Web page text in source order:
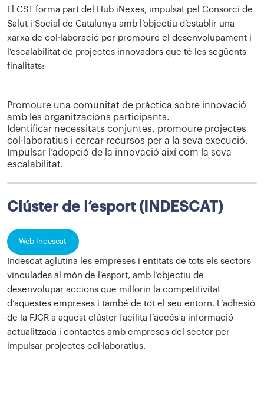
El CST forma part del Hub iNexes, impulsat pel Consorci de
Salut i Social de Catalunya amb l’objectiu d’establir una
xarxa de col·laboració per promoure el desenvolupament i
l’escalabilitat de projectes innovadors que té les següents
finalitats:
Promoure una comunitat de pràctica sobre innovació
amb les organitzacions participants.
Identificar necessitats conjuntes, promoure projectes
col·laboratius i cercar recursos per a la seva execució.
Impulsar l’adopció de la innovació així com la seva
escalabilitat.
Clúster de l’esport (INDESCAT)
Web Indescat
Indescat aglutina les empreses i entitats de tots els sectors
vinculades al món de l’esport, amb l’objectiu de
desenvolupar accions que millorin la competitivitat
d’aquestes empreses i també de tot el seu entorn. L’adhesió
de la FJCR a aquest clúster facilita l’accés a informació
actualitzada i contactes amb empreses del sector per
impulsar projectes col·laboratius.